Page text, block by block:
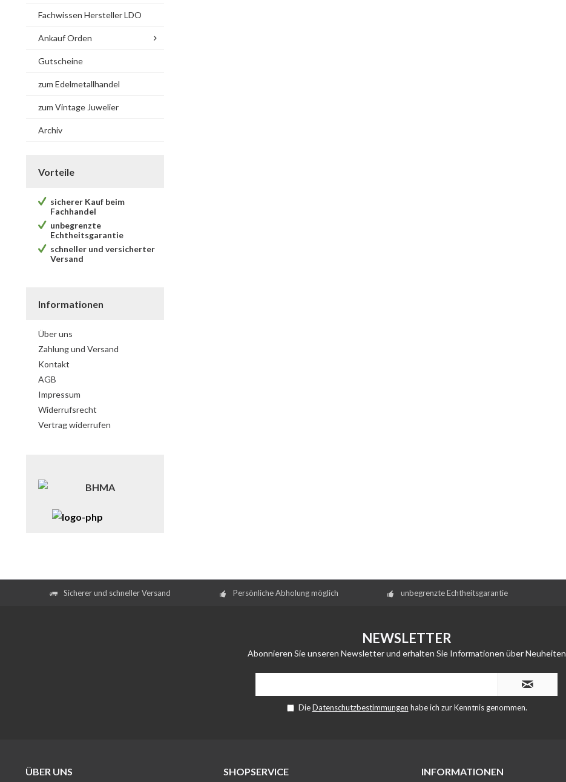
Fachwissen Hersteller LDO
Ankauf Orden
Gutscheine
zum Edelmetallhandel
zum Vintage Juwelier
Archiv
Vorteile
sicherer Kauf beim
Fachhandel
unbegrenzte
Echtheitsgarantie
schneller und versicherter
Versand
Informationen
Über uns
Zahlung und Versand
Kontakt
AGB
Impressum
Widerrufsrecht
Vertrag widerrufen
Sicherer und schneller Versand Persönliche Abholung möglich unbegrenzte Echtheitsgarantie
NEWSLETTER
Abonnieren Sie unseren Newsletter und erhalten Sie Informationen über Neuheiten
DieDatenschutzbestimmungen habe ich zur Kenntnis genommen.
ÜBER UNS SHOPSERVICE INFORMATIONEN